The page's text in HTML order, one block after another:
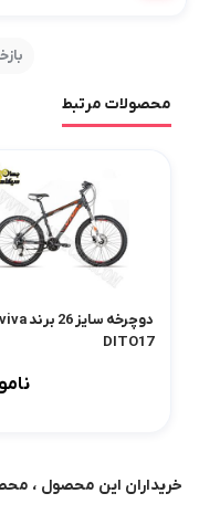
محصولات مرتبط
DITO17
خریداران این محصول ،